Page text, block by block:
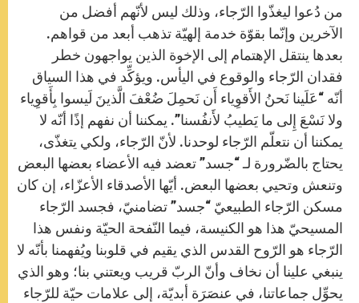
من دُعوا ليغذّوا الرّجاء، وذلك ليس لأنّهم أفضل من
الآخرين وإنّما بقوّة خدمة إلهيّة تذهب أبعد من قواهم.
بعدها ينتقل الإهتمام إلى الإخوة الذين يواجهون خطر
فقدان الرّجاء والوقوع في اليأس. ويؤكِّد في هذا السياق
أنّه “عَلَينا نَحنُ الأَقوِياء أَن نَحمِلَ ضُعْفَ الَّذينَ لَيسوا بِأَقوِياء
ولا نَسْعَ إِلى ما يَطيبُ لأَنفُسنا”. يمكننا أن نفهم إذًا أنّه لا
يمكننا أن نتعلّم الرّجاء لوحدنا. لأنّ الرّجاء، ولكي يتغذّى،
يحتاج بالضّرورة لـ “جسد” تعضد فيه الأعضاء بعضها البعض
وتنعش وتحيي بعضها البعض. أيّها الأصدقاء الأعزّاء، إن كان
مسكن الرّجاء الطبيعيّ “جسد” تضامنيّ، فجسد الرّجاء
المسيحيّ هذا هو الكنيسة، فيما النّفحة الحيّة ونفس هذا
الرّجاء هو الرّوح القدس الذي يقيم في قلوبنا ويُفهمنا بأنّه لا
ينبغي علينا أن نخاف وأنّ الربّ قريب ويعتني بنا؛ وهو الذي
يحوِّل جماعاتنا، في عنصَرَة أبديّة، إلى علامات حيّة للرّجاء